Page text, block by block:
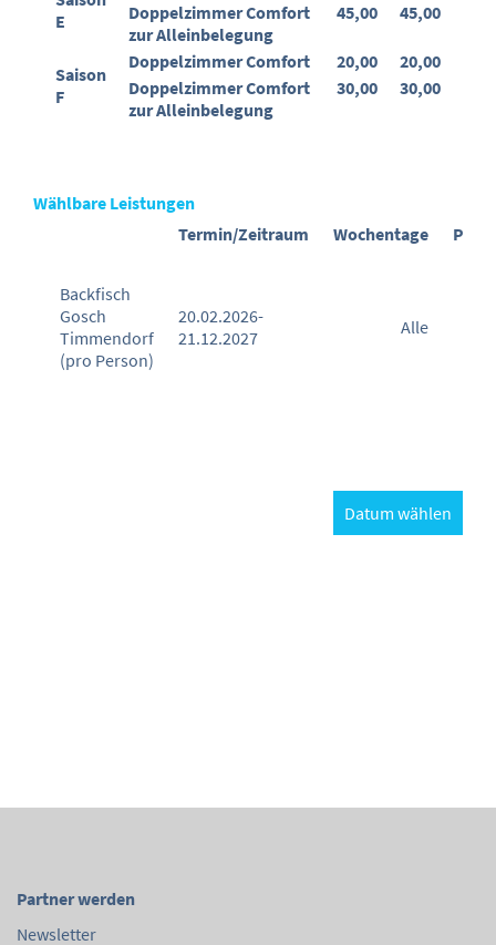
E
Doppelzimmer Comfort
zur Alleinbelegung
45,00 45,00
Saison
F
Doppelzimmer Comfort 20,00
20,00
Doppelzimmer Comfort
zur Alleinbelegung
30,00 30,00
Wählbare Leistungen
Termin/Zeitraum
Wochentage Preis
Backfisch
Gosch
Timmendorf
(pro Person)
20.02.2026-
21.12.2027
Alle
Datum wählen
Partner werden
Newsletter